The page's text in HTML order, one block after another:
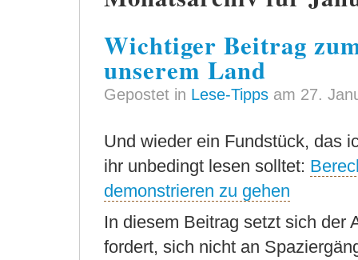
Wichtiger Beitrag
unserem Land
Gepostet in Lese-Tipps am 27.
Und wieder ein Fundstück, das
ihr unbedingt lesen solltet:
demonstrieren zu gehen
In diesem Beitrag setzt sich der
fordert, sich nicht an